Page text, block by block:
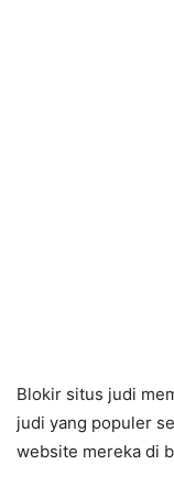
Blokir situs judi
judi yang populer
website mereka di